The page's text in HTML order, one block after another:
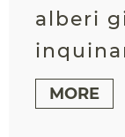
alberi
MORE